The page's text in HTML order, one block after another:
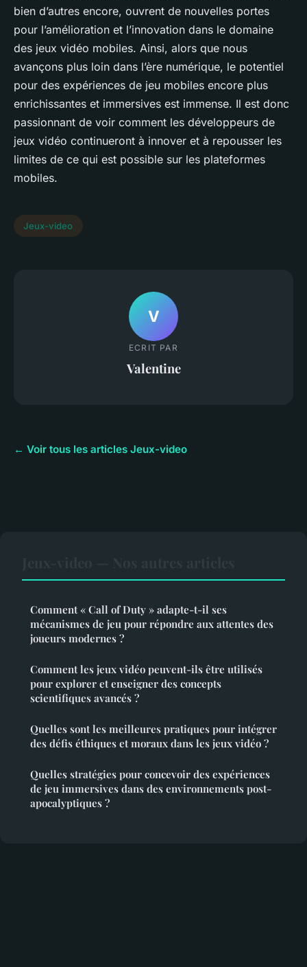
bien d’autres encore, ouvrent de nouvelles portes
pour l’amélioration et l’innovation dans le domaine
des jeux vidéo mobiles. Ainsi, alors que nous
avançons plus loin dans l’ère numérique, le potentiel
pour des expériences de jeu mobiles encore plus
enrichissantes et immersives est immense. Il est donc
passionnant de voir comment les développeurs de
jeux vidéo continueront à innover et à repousser les
limites de ce qui est possible sur les plateformes
mobiles.
Jeux-video
V
ECRIT PAR
Valentine
← Voir tous les articles Jeux-video
Comment « Call of Duty » adapte-t-il ses
mécanismes de jeu pour répondre aux attentes des
joueurs modernes ?
Comment les jeux vidéo peuvent-ils être utilisés
pour explorer et enseigner des concepts
scientifiques avancés ?
Quelles sont les meilleures pratiques pour intégrer
des défis éthiques et moraux dans les jeux vidéo ?
Quelles stratégies pour concevoir des expériences
de jeu immersives dans des environnements post-
apocalyptiques ?